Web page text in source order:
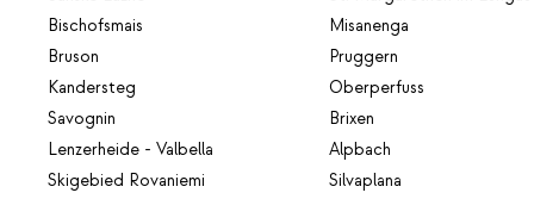
Bischofsmais
Bruson
Kandersteg
Savognin
Lenzerheide - Valbella
Skigebied Rovaniemi
Misanenga
Pruggern
Oberperfuss
Brixen
Alpbach
Silvaplana